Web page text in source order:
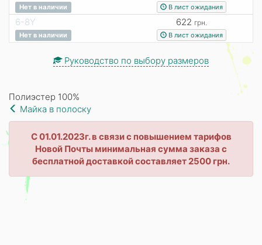
Нет в наличии В лист ожидания
6-8Y
Нет в наличии
622 грн.
В лист ожидания
Руководство по выбору размеров
Полиэстер 100%
Майка в полоску
С 01.01.2023г. в связи с повышением тарифов
Новой Почты минимальная сумма заказа с
бесплатной доставкой составляет 2500 грн.